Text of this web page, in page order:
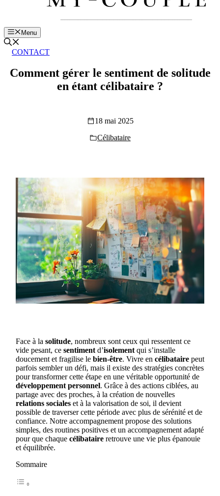
Menu
CONTACT
Comment gérer le sentiment de solitude
en étant célibataire ?
18 mai 2025
Célibataire
Face à la solitude, nombreux sont ceux qui ressentent ce
vide pesant, ce sentiment d’isolement qui s’installe
doucement et fragilise le bien-être. Vivre en célibataire peut
parfois sembler un défi, mais il existe des stratégies concrètes
pour transformer cette étape en une véritable opportunité de
développement personnel. Grâce à des actions ciblées, au
partage avec des proches, à la création de nouvelles
relations sociales et à la valorisation de soi, il devient
possible de traverser cette période avec plus de sérénité et de
confiance. Notre accompagnement propose des solutions
simples, des routines positives et un accompagnement adapté
pour que chaque célibataire retrouve une vie plus épanouie
et équilibrée.
Sommaire